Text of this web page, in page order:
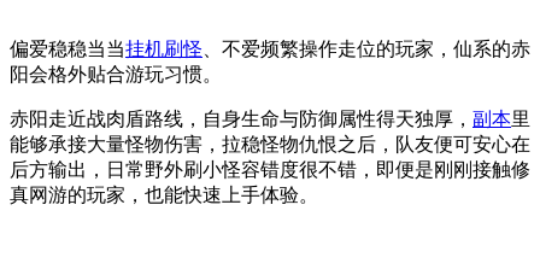
偏爱稳稳当当挂机刷怪 、不爱频繁操作走位的玩家，仙系的赤
阳会格外贴合游玩习惯。
赤阳走近战肉盾路线，自身生命与防御属性得天独厚， 副本里
能够承接大量怪物伤害，拉稳怪物仇恨之后，队友便可安心在
后方输出，日常野外刷小怪容错度很不错，即便是刚刚接触修
真网游的玩家，也能快速上手体验。